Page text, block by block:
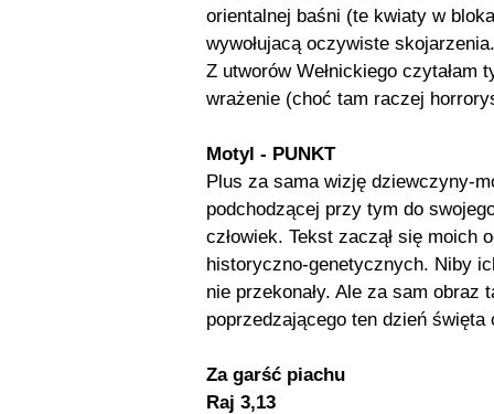
orientalnej baśni (te kwiaty w
wywołujacą oczywiste skojarzenia.
Z utworów Wełnickiego czytałam
wrażenie (choć tam raczej
Motyl - PUNKT
Plus za sama wizję dziewczyny-
podchodzącej przy tym do
człowiek. Tekst zaczął się moich
historyczno-genetycznych. Niby
nie przekonały. Ale za sam
poprzedzającego ten dzień
Za garść piachu
Raj 3,13